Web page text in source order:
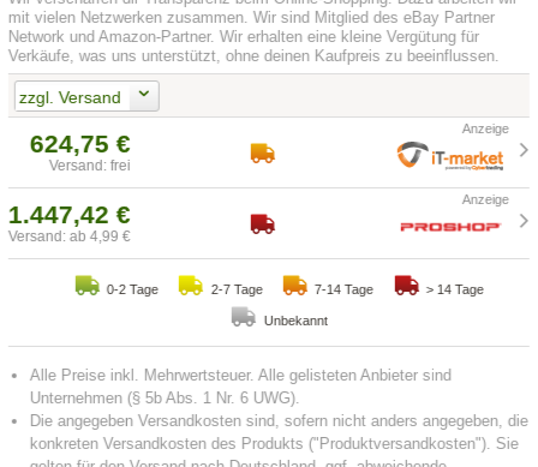
mit vielen Netzwerken zusammen. Wir sind Mitglied des eBay Partner
Network und Amazon-Partner. Wir erhalten eine kleine Vergütung für
Verkäufe, was uns unterstützt, ohne deinen Kaufpreis zu beeinflussen.
zzgl. Versand
624,75 €
Versand: frei
1.447,42 €
Versand: ab 4,99 €
0-2 Tage 2-7 Tage 7-14 Tage > 14 Tage
Unbekannt